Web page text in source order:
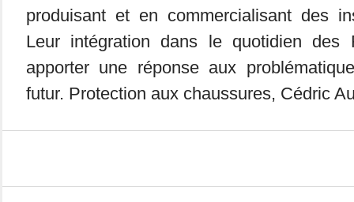
produisant et en commercialisant des
Leur intégration dans le quotidien des
apporter une réponse aux
futur. Protection aux chaussures, Cédric